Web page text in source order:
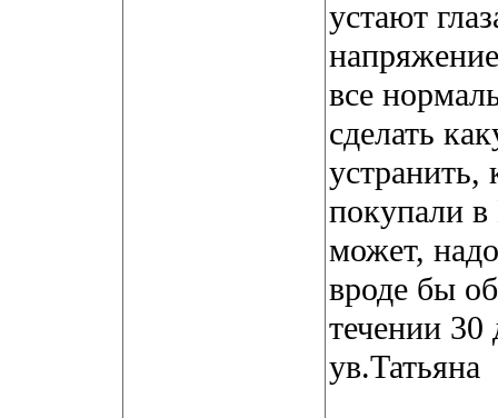
устают
все
сделать
устранить,
покупали
может,
вроде бы
течении
ув.Татьяна